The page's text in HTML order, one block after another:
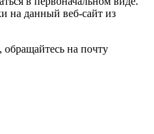
на данный веб-сайт из
на почту